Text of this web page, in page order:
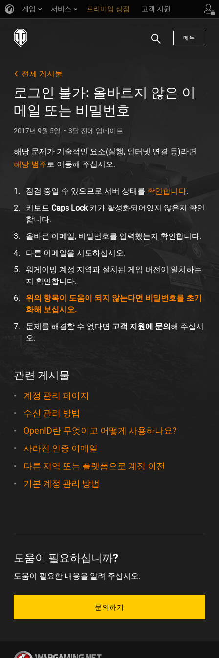
게임 서비스 프리미엄 상점 고객 지원
메뉴
전체 게시물
로그인 불가: 올바르지 않은 이
메일 또는 비밀번호
2017년 9월 5일 3달 전에 업데이트
해당 문제가 기술적인 요소(실행, 인터넷 연결 등)라면
해당 범주로 이동해 주십시오.
점검 중일 수 있으므로 서버 상태를 확인합니다.
키보드 Caps Lock키가 활성화되어있지 않은지 확인
합니다.
올바른 이메일, 비밀번호를 입력했는지 확인합니다.
다른 이메일을 시도하십시오.
워게이밍 계정 지역과 설치된 게임 버전이 일치하는
지 확인합니다.
위의 항목이 도움이 되지 않는다면 비밀번호를 초기
화해 보십시오.
문제를 해결할 수 없다면 고객 지원에 문의해 주십시
오.
관련 게시물
계정 관리 페이지
수신 관리 방법
OpenID란 무엇이고 어떻게 사용하나요?
사라진 인증 이메일
다른 지역 또는 플랫폼으로 계정 이전
기본 계정 관리 방법
도움이 필요하십니까?
도움이 필요한 내용을 알려 주십시오.
문의하기